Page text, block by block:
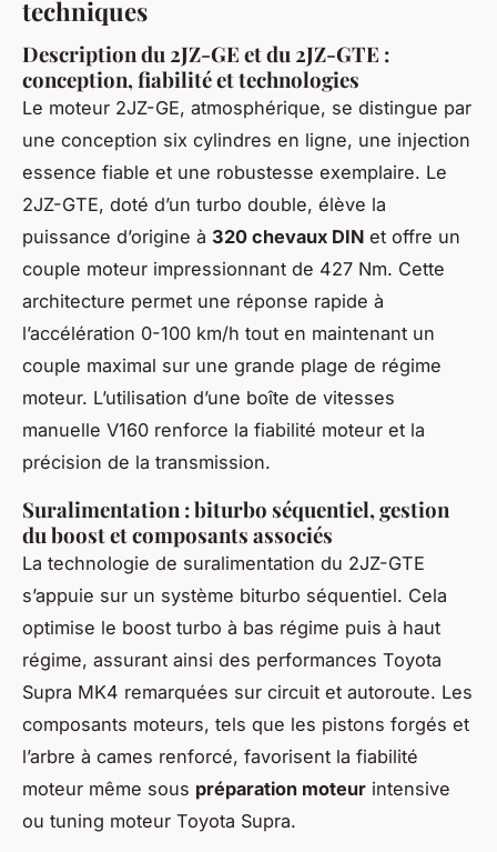
techniques
Description du 2JZ-GE et du 2JZ-GTE :
conception, fiabilité et technologies
Le moteur 2JZ-GE, atmosphérique, se distingue par
une conception six cylindres en ligne, une injection
essence fiable et une robustesse exemplaire. Le
2JZ-GTE, doté d’un turbo double, élève la
puissance d’origine à 320 chevaux DIN et offre un
couple moteur impressionnant de 427 Nm. Cette
architecture permet une réponse rapide à
l’accélération 0-100 km/h tout en maintenant un
couple maximal sur une grande plage de régime
moteur. L’utilisation d’une boîte de vitesses
manuelle V160 renforce la fiabilité moteur et la
précision de la transmission.
Suralimentation : biturbo séquentiel, gestion
du boost et composants associés
La technologie de suralimentation du 2JZ-GTE
s’appuie sur un système biturbo séquentiel. Cela
optimise le boost turbo à bas régime puis à haut
régime, assurant ainsi des performances Toyota
Supra MK4 remarquées sur circuit et autoroute. Les
composants moteurs, tels que les pistons forgés et
l’arbre à cames renforcé, favorisent la fiabilité
moteur même sous préparation moteur intensive
ou tuning moteur Toyota Supra.